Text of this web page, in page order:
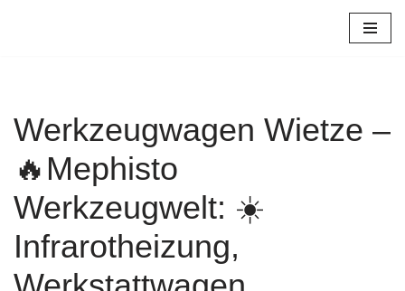
Werkzeugwagen Wietze –
🔥Mephisto
Werkzeugwelt: ☀️
Infrarotheizung,